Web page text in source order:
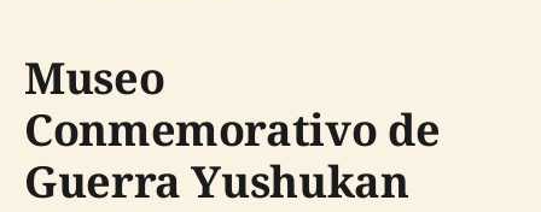
Museo
Conmemorativo de
Guerra Yushukan